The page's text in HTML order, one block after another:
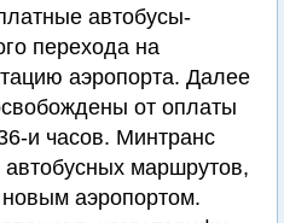
автобусы-
перехода на
аэропорта. Далее
от оплаты
и часов. Минтранс
автобусных маршрутов,
аэропортом.